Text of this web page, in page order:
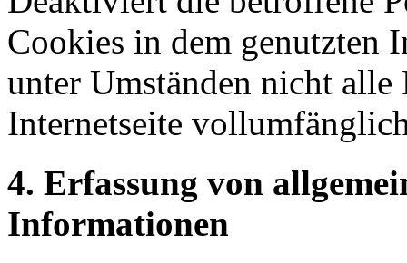
Cookies in dem genutzten
unter Umständen nicht alle
Internetseite
4. Erfassung von
Informationen